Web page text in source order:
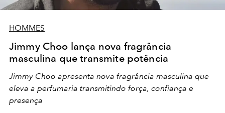
HOMMES
Jimmy Choo lança nova fragrância
masculina que transmite potência
Jimmy Choo apresenta nova fragrância masculina que
eleva a perfumaria transmitindo força, confiança e
presença